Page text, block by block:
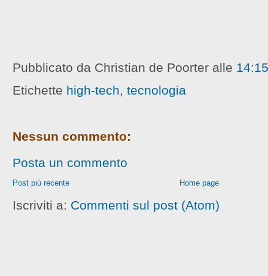
Pubblicato da Christian de Poorter alle 14:15
Etichette high-tech, tecnologia
Nessun commento:
Posta un commento
Post più recente Home page
Iscriviti a: Commenti sul post (Atom)